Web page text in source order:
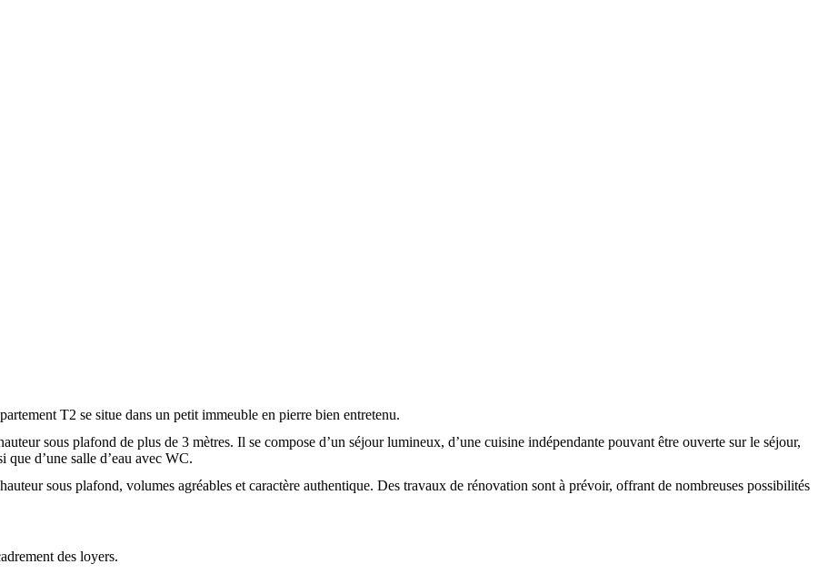
T2 se situe dans un petit immeuble en pierre bien entretenu.
sous plafond de plus de 3 mètres. Il se compose d’un séjour lumineux, d’une cuisine indépendante pouvant être ouverte sur le séjour,
d’une salle d’eau avec WC.
sous plafond, volumes agréables et caractère authentique. Des travaux de rénovation sont à prévoir, offrant de nombreuses possibilités
des loyers.